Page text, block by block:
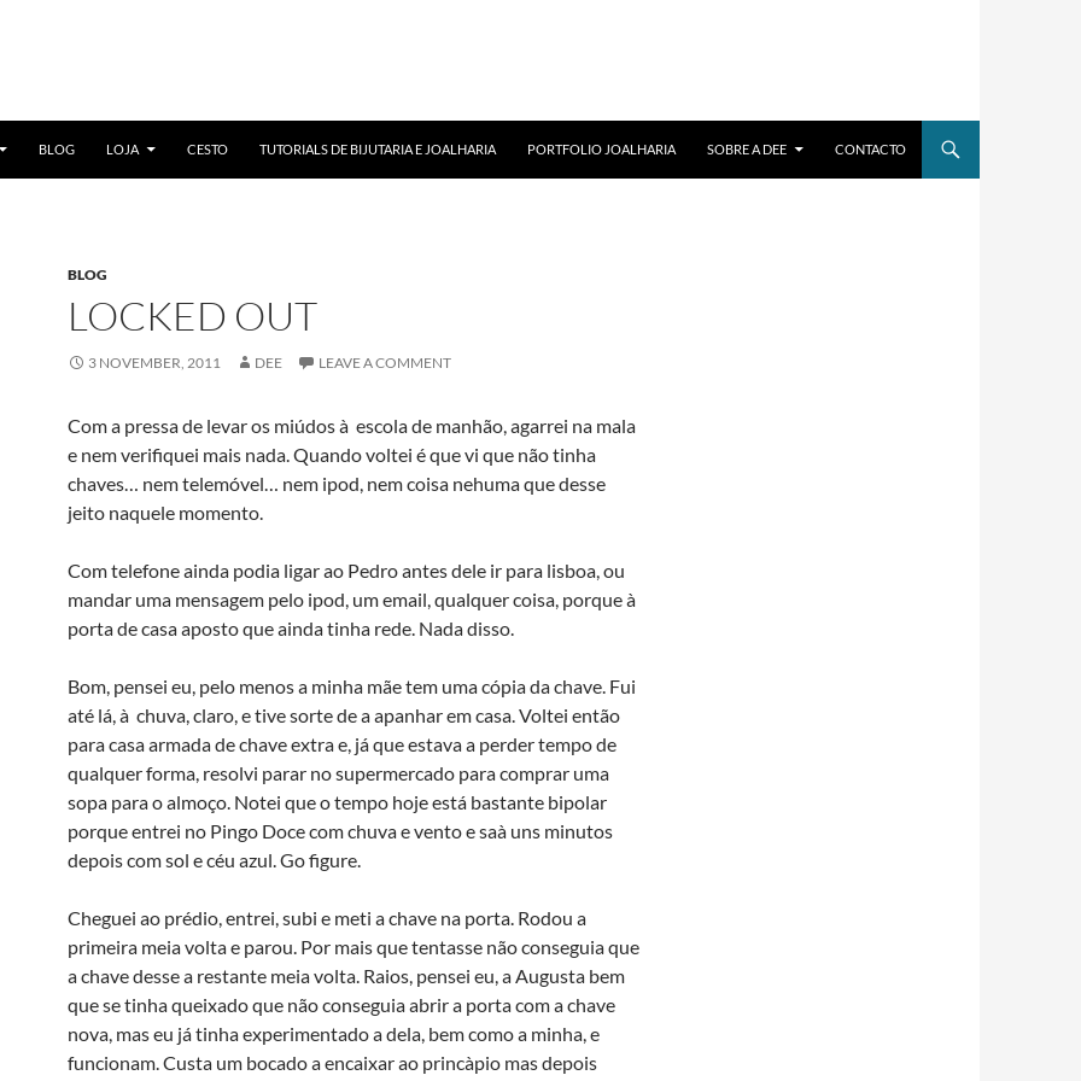
BLOG LOJA CESTO TUTORIALS DE BIJUTARIA E JOALHARIA PORTFOLIO JOALHARIA SOBRE A DEE CONTACTO
BLOG
LOCKED OUT
3 NOVEMBER, 2011 DEE LEAVE A COMMENT
Com a pressa de levar os miúdos à escola de manhão, agarrei na mala
e nem verifiquei mais nada. Quando voltei é que vi que não tinha
chaves… nem telemóvel… nem ipod, nem coisa nehuma que desse
jeito naquele momento.
Com telefone ainda podia ligar ao Pedro antes dele ir para lisboa, ou
mandar uma mensagem pelo ipod, um email, qualquer coisa, porque à
porta de casa aposto que ainda tinha rede. Nada disso.
Bom, pensei eu, pelo menos a minha mãe tem uma cópia da chave. Fui
até lá, à chuva, claro, e tive sorte de a apanhar em casa. Voltei então
para casa armada de chave extra e, já que estava a perder tempo de
qualquer forma, resolvi parar no supermercado para comprar uma
sopa para o almoço. Notei que o tempo hoje está bastante bipolar
porque entrei no Pingo Doce com chuva e vento e saà­ uns minutos
depois com sol e céu azul. Go figure.
Cheguei ao prédio, entrei, subi e meti a chave na porta. Rodou a
primeira meia volta e parou. Por mais que tentasse não conseguia que
a chave desse a restante meia volta. Raios, pensei eu, a Augusta bem
que se tinha queixado que não conseguia abrir a porta com a chave
nova, mas eu já tinha experimentado a dela, bem como a minha, e
funcionam. Custa um bocado a encaixar ao princà­pio mas depois